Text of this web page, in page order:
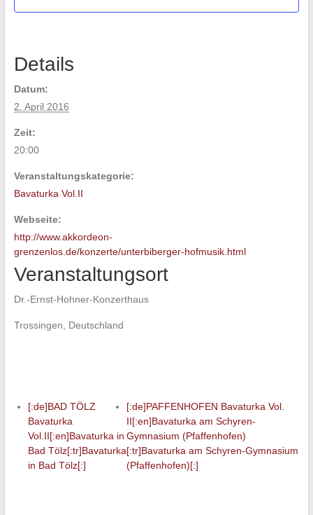
Details
Datum:
2. April 2016
Zeit:
20:00
Veranstaltungskategorie:
Bavaturka Vol.II
Webseite:
http://www.akkordeon-
grenzenlos.de/konzerte/unterbiberger-hofmusik.html
Veranstaltungsort
Dr.-Ernst-Hohner-Konzerthaus
Trossingen Deutschland
[:de]BAD TÖLZ
Bavaturka
Vol.II[:en]Bavaturka in
Bad Tölz[:tr]Bavaturka
in Bad Tölz[:]
[:de]PAFFENHOFEN Bavaturka Vol.
II[:en]Bavaturka am Schyren-
Gymnasium (Pfaffenhofen)
[:tr]Bavaturka am Schyren-Gymnasium
(Pfaffenhofen)[:]